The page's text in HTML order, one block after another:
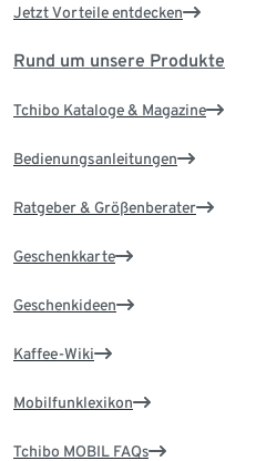
Jetzt Vorteile entdecken
Rund um unsere Produkte
Tchibo Kataloge & Magazine
Bedienungsanleitungen
Ratgeber & Größenberater
Geschenkkarte
Geschenkideen
Kaffee-Wiki
Mobilfunklexikon
Tchibo MOBIL FAQs